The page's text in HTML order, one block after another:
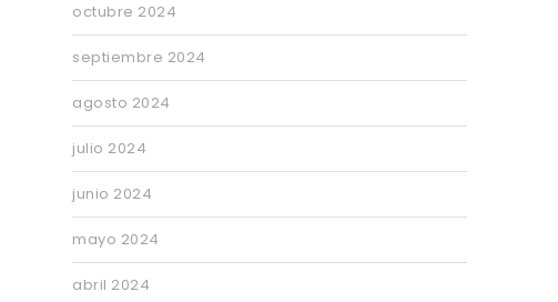
octubre 2024
septiembre 2024
agosto 2024
julio 2024
junio 2024
mayo 2024
abril 2024